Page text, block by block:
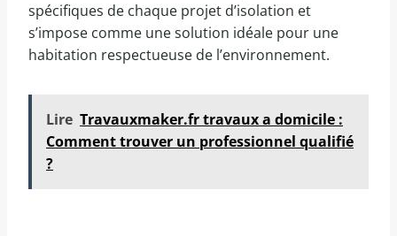
spécifiques de chaque projet d’isolation et
s’impose comme une solution idéale pour une
habitation respectueuse de l’environnement.
Lire Travauxmaker.fr travaux a domicile :
Comment trouver un professionnel qualifié
?